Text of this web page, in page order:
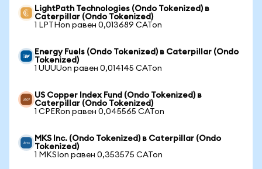
LightPath Technologies (Ondo Tokenized) в
Caterpillar (Ondo Tokenized)
1 LPTHon равен 0,013689 CATon
Energy Fuels (Ondo Tokenized) в Caterpillar (Ondo
Tokenized)
1 UUUUon равен 0,014145 CATon
US Copper Index Fund (Ondo Tokenized) в
Caterpillar (Ondo Tokenized)
1 CPERon равен 0,045565 CATon
MKS Inc. (Ondo Tokenized) в Caterpillar (Ondo
Tokenized)
1 MKSIon равен 0,353575 CATon